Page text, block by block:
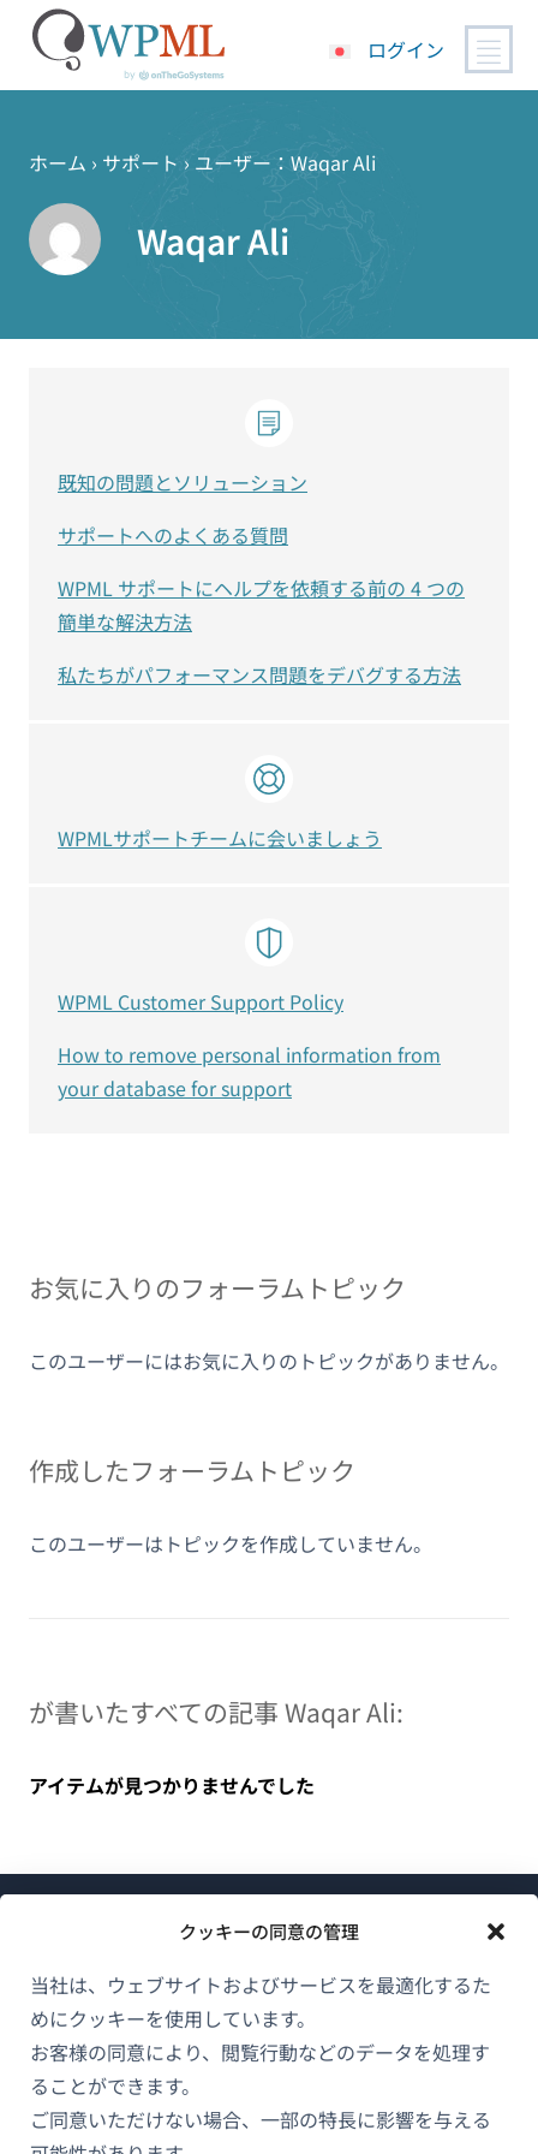
クッキーの同意の管理
当社は、ウェブサイトおよびサービスを最適化するた
めにクッキーを使用しています。
お客様の同意により、閲覧行動などのデータを処理す
ることができます。
ご同意いただけない場合、一部の特長に影響を与える
ッ
ログイン
ホーム › サポート › ユーザー：Waqar Ali
Waqar Ali
お気に入りのフォーラムトピック
このユーザーにはお気に入りのトピックがありません。
作成したフォーラムトピック
このユーザーはトピックを作成していません。
が書いたすべての記事 Waqar Ali:
アイテムが見つかりませんでした
既知の問題とソリューション
サポートへのよくある質問
WPML サポートにヘルプを依頼する前の 4 つの
簡単な解決方法
私たちがパフォーマンス問題をデバグする方法
WPMLサポートチームに会いましょう
WPML Customer Support Policy
How to remove personal information from
your database for support
WPMLについて
GDPRおよびプライバシーポリシー
チームに参加（新